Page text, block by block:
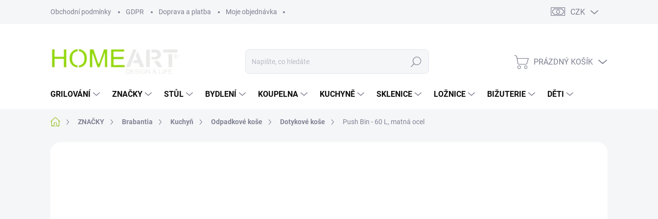
Obchodní podmínky GDPR Doprava a platba Moje objednávka CZK
Hledat
NÁKUPNÍ
PRÁZDNÝ KOŠÍK
GRILOVÁNÍ ZNAČKY STŮL BYDLENÍ KOUPELNA KUCHYNĚ SKLENICE LOŽNICE BIŽUTERIE DĚTI
Domů ZNAČKY Brabantia Kuchyň Odpadkové koše Dotykové koše Push Bin - 60 L, matná ocel